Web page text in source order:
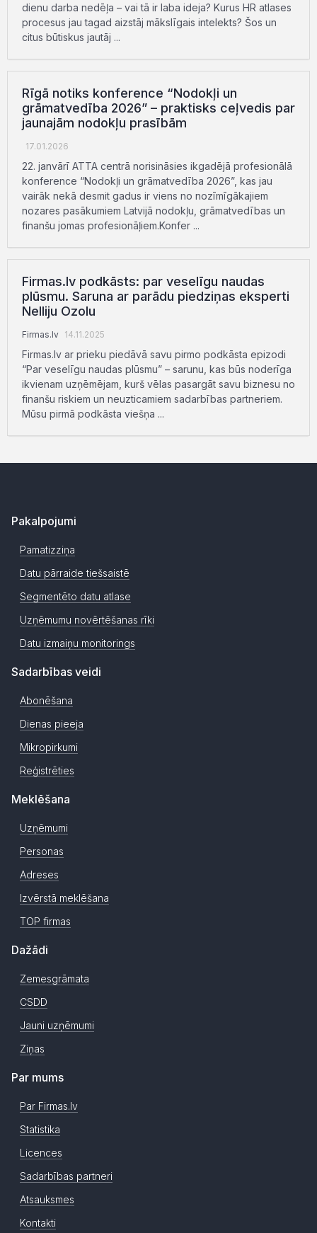
dienu darba nedēļa – vai tā ir laba ideja? Kurus HR atlases
procesus jau tagad aizstāj mākslīgais intelekts? Šos un
citus būtiskus jautāj ...
Rīgā notiks konference “Nodokļi un
grāmatvedība 2026” – praktisks ceļvedis par
jaunajām nodokļu prasībām
17.01.2026
22. janvārī ATTA centrā norisināsies ikgadējā profesionālā
konference “Nodokļi un grāmatvedība 2026”, kas jau
vairāk nekā desmit gadus ir viens no nozīmīgākajiem
nozares pasākumiem Latvijā nodokļu, grāmatvedības un
finanšu jomas profesionāļiem.Konfer ...
Firmas.lv podkāsts: par veselīgu naudas
plūsmu. Saruna ar parādu piedziņas eksperti
Nelliju Ozolu
Firmas.lv 14.11.2025
Firmas.lv ar prieku piedāvā savu pirmo podkāsta epizodi
“Par veselīgu naudas plūsmu” – sarunu, kas būs noderīga
ikvienam uzņēmējam, kurš vēlas pasargāt savu biznesu no
finanšu riskiem un neuzticamiem sadarbības partneriem.
Mūsu pirmā podkāsta viešņa ...
Pakalpojumi
Pamatizziņa
Datu pārraide tiešsaistē
Segmentēto datu atlase
Uzņēmumu novērtēšanas rīki
Datu izmaiņu monitorings
Sadarbības veidi
Abonēšana
Dienas pieeja
Mikropirkumi
Reģistrēties
Meklēšana
Uzņēmumi
Personas
Adreses
Izvērstā meklēšana
TOP firmas
Dažādi
Zemesgrāmata
CSDD
Jauni uzņēmumi
Ziņas
Par mums
Par Firmas.lv
Statistika
Licences
Sadarbības partneri
Atsauksmes
Kontakti